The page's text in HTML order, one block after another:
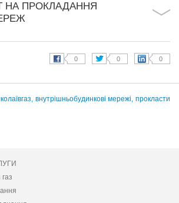
НА ПРОКЛАДАННЯ
внутрішньобудинкові мережі, прокласти